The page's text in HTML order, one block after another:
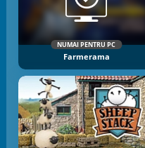
NUMAI PENTRU PC
Farmerama